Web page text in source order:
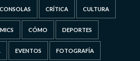
CONSOLAS CRÍTICA CULTURA
CÓMO DEPORTES
EVENTOS FOTOGRAFÍA